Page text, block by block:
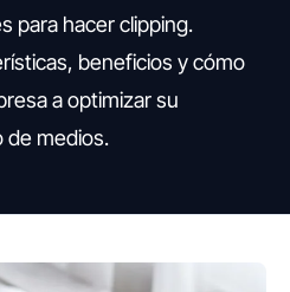
para hacer clipping.
beneficios y cómo
a optimizar su
de medios.